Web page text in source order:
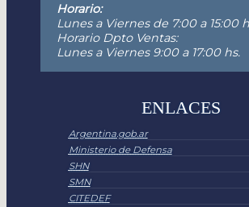
Horario:
Lunes a Viernes de 7:00 a 15:00
Horario Dpto Ventas:
Lunes a Viernes 9:00 a 17:00 hs.
ENLACES
Argentina.gob.ar
Ministerio de Defensa
SHN
SMN
CITEDEF